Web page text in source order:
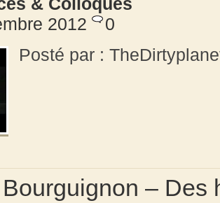
2012
0
Posté par :
– Des